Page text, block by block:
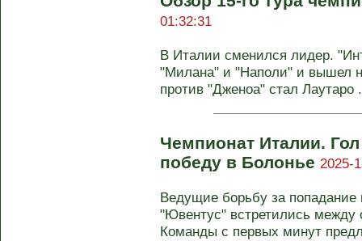
01:32:31
В Италии сменился лидер.
"Милана" и "Наполи" и вышел
против "Дженоа" стал Лаутаро
Чемпионат Италии.
победу в Болонье 2025-
Ведущие борьбу за попадание
"Ювентус" встретились
Команды с первых минут